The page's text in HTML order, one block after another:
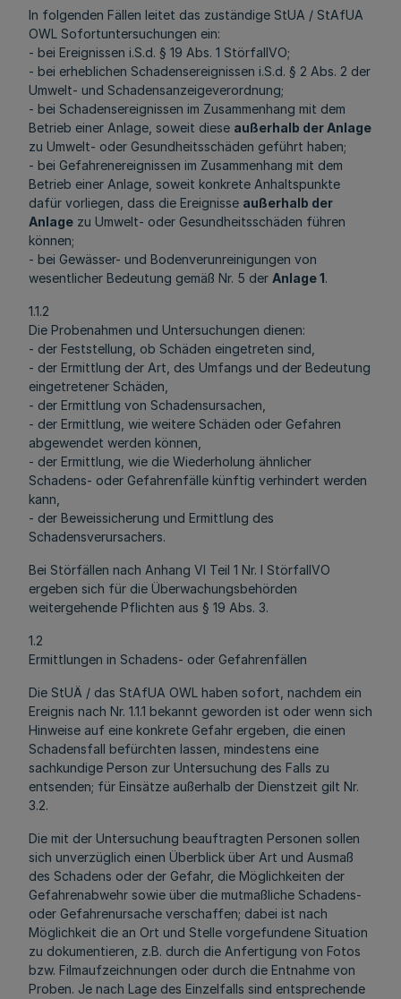
In folgenden Fällen leitet das zuständige StUA / StAfUA
OWL Sofortuntersuchungen ein:
- bei Ereignissen i.S.d. § 19 Abs. 1 StörfallVO;
- bei erheblichen Schadensereignissen i.S.d. § 2 Abs. 2 der
Umwelt- und Schadensanzeigeverordnung;
- bei Schadensereignissen im Zusammenhang mit dem
Betrieb einer Anlage, soweit diese außerhalb der Anlage
zu Umwelt- oder Gesundheitsschäden geführt haben;
- bei Gefahrenereignissen im Zusammenhang mit dem
Betrieb einer Anlage, soweit konkrete Anhaltspunkte
dafür vorliegen, dass die Ereignisse außerhalb der
Anlage zu Umwelt- oder Gesundheitsschäden führen
können;
- bei Gewässer- und Bodenverunreinigungen von
wesentlicher Bedeutung gemäß Nr. 5 der Anlage 1.
1.1.2
Die Probenahmen und Untersuchungen dienen:
- der Feststellung, ob Schäden eingetreten sind,
- der Ermittlung der Art, des Umfangs und der Bedeutung
eingetretener Schäden,
- der Ermittlung von Schadensursachen,
- der Ermittlung, wie weitere Schäden oder Gefahren
abgewendet werden können,
- der Ermittlung, wie die Wiederholung ähnlicher
Schadens- oder Gefahrenfälle künftig verhindert werden
kann,
- der Beweissicherung und Ermittlung des
Schadensverursachers.
Bei Störfällen nach Anhang VI Teil 1 Nr. I StörfallVO
ergeben sich für die Überwachungsbehörden
weitergehende Pflichten aus § 19 Abs. 3.
1.2
Ermittlungen in Schadens- oder Gefahrenfällen
Die StUÄ / das StAfUA OWL haben sofort, nachdem ein
Ereignis nach Nr. 1.1.1 bekannt geworden ist oder wenn sich
Hinweise auf eine konkrete Gefahr ergeben, die einen
Schadensfall befürchten lassen, mindestens eine
sachkundige Person zur Untersuchung des Falls zu
entsenden; für Einsätze außerhalb der Dienstzeit gilt Nr.
3.2.
Die mit der Untersuchung beauftragten Personen sollen
sich unverzüglich einen Überblick über Art und Ausmaß
des Schadens oder der Gefahr, die Möglichkeiten der
Gefahrenabwehr sowie über die mutmaßliche Schadens-
oder Gefahrenursache verschaffen; dabei ist nach
Möglichkeit die an Ort und Stelle vorgefundene Situation
zu dokumentieren, z.B. durch die Anfertigung von Fotos
bzw. Filmaufzeichnungen oder durch die Entnahme von
Proben. Je nach Lage des Einzelfalls sind entsprechende